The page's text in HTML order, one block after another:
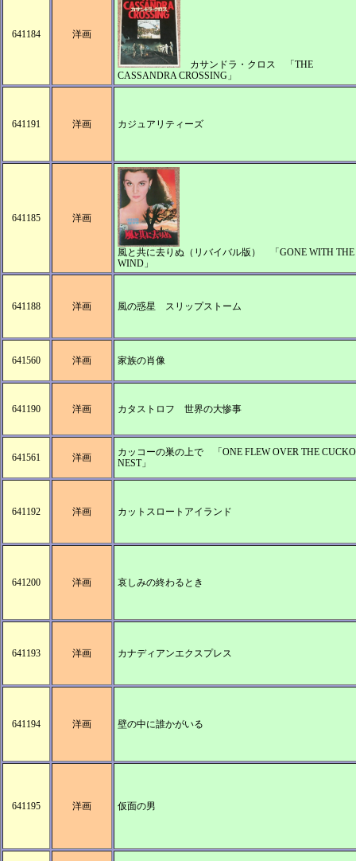
641184 洋画
カサンドラ・クロス 「THE
CASSANDRA CROSSING」
641191 洋画 カジュアリティーズ
641185 洋画
風と共に去りぬ（リバイバル版） 「GONE WITH THE
WIND」
641188 洋画 風の惑星 スリップストーム
641560 洋画 家族の肖像
641190 洋画 カタストロフ 世界の大惨事
641561 洋画
カッコーの巣の上で 「ONE FLEW OVER THE
NEST」
641192 洋画 カットスロートアイランド
641200 洋画 哀しみの終わるとき
641193 洋画 カナディアンエクスプレス
641194 洋画 壁の中に誰かがいる
641195 洋画 仮面の男